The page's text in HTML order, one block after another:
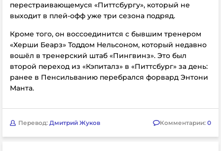
перестраивающемуся «Питтсбургу», который не
выходит в плей-офф уже три сезона подряд.
Кроме того, он воссоединится с бывшим тренером
«Херши Беарз» Тоддом Нельсоном, который недавно
вошёл в тренерский штаб «Пингвинз». Это был
второй переход из «Кэпиталз» в «Питтсбург» за день:
ранее в Пенсильванию перебрался форвард Энтони
Манта.
Перевод: Дмитрий Жуков Комментарии: 0